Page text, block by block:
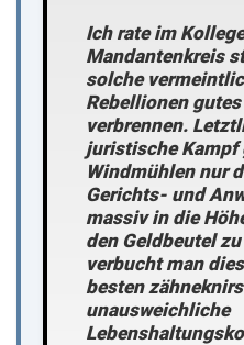
Ich rate im
Mandantenkreis
solche
Rebellionen
verbrennen.
juristische Kampf
Windmühlen nur
Gerichts- und
massiv in die
den Geldbeutel
verbucht man
besten
unausweichliche